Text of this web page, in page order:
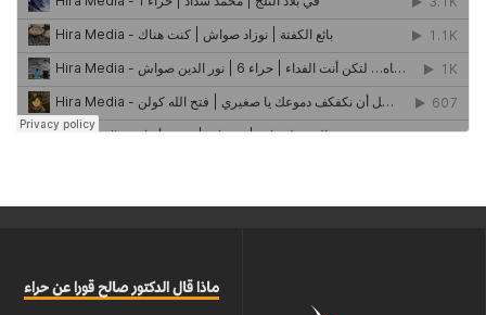
ماذا قال الدكتور صالح قورا عن حراء